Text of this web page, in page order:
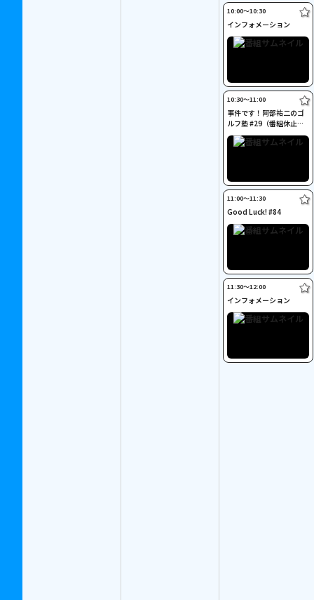
10:00〜10:30
インフォメーション
10:30〜11:00
事件です！阿部祐二のゴ
ルフ塾 #29（番組休止の
可能性あり）
11:00〜11:30
Good Luck! #84
11:30〜12:00
インフォメーション